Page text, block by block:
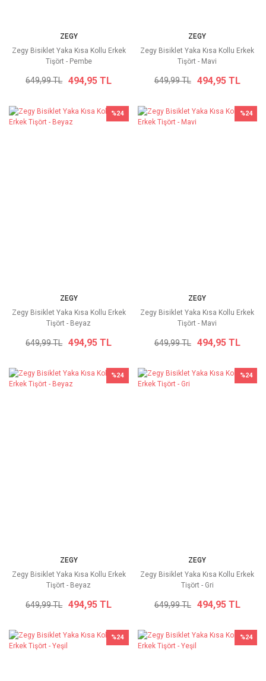
ZEGY
Zegy Bisiklet Yaka Kısa Kollu Erkek
Tişört - Pembe
649,99 TL 494,95 TL
ZEGY
Zegy Bisiklet Yaka Kısa Kollu Erkek
Tişört - Mavi
649,99 TL 494,95 TL
%24
ZEGY
Zegy Bisiklet Yaka Kısa Kollu Erkek
Tişört - Beyaz
649,99 TL 494,95 TL
%24
ZEGY
Zegy Bisiklet Yaka Kısa Kollu Erkek
Tişört - Mavi
649,99 TL 494,95 TL
%24
ZEGY
Zegy Bisiklet Yaka Kısa Kollu Erkek
Tişört - Beyaz
649,99 TL 494,95 TL
%24
ZEGY
Zegy Bisiklet Yaka Kısa Kollu Erkek
Tişört - Gri
649,99 TL 494,95 TL
%24 %24